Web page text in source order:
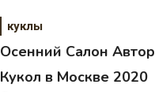
куклы
Осенний Салон
Кукол в Москве 2020